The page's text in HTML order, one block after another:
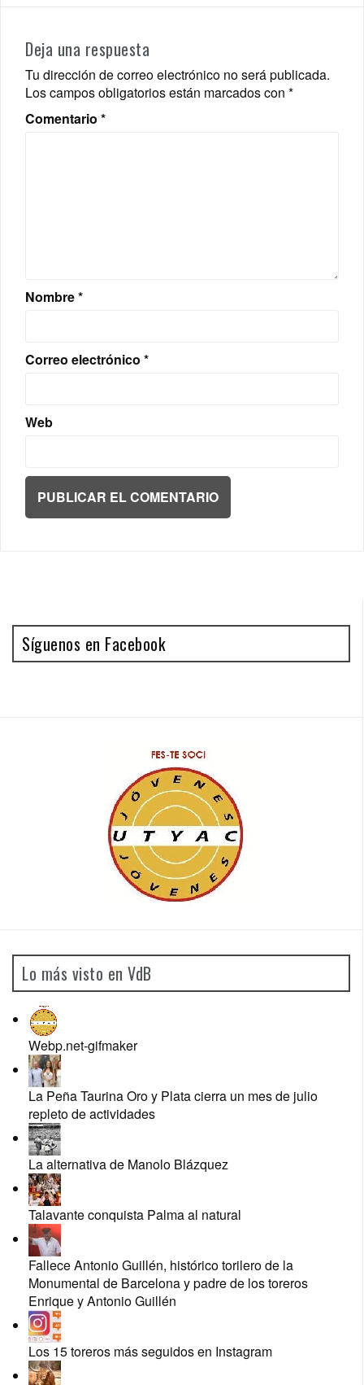
Deja una respuesta
Tu dirección de correo electrónico no será publicada.
Los campos obligatorios están marcados con *
Comentario *
Nombre*
Correo electrónico *
Web
Síguenos en Facebook
Lo más visto en VdB
Webp.net-gifmaker
La Peña Taurina Oro y Plata cierra un mes de julio
repleto de actividades
La alternativa de Manolo Blázquez
Talavante conquista Palma al natural
Fallece Antonio Guillén, histórico torilero de la
Monumental de Barcelona y padre de los toreros
Enrique y Antonio Guillén
Los 15 toreros más seguidos en Instagram